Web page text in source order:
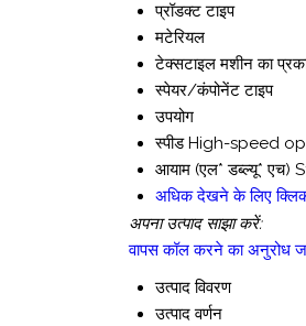
प्रॉडक्ट टाइप
मटेरियल
टेक्सटाइल मशीन का
स्पेयर/कंपोनेंट टाइप
उपयोग
स्पीड High-speed
आयाम (एल* डब्ल्यू* एच)
अधिक देखने के लिए
अपना उत्पाद साझा करें:
वापस कॉल करने का अनुरोध
उत्पाद विवरण
उत्पाद वर्णन